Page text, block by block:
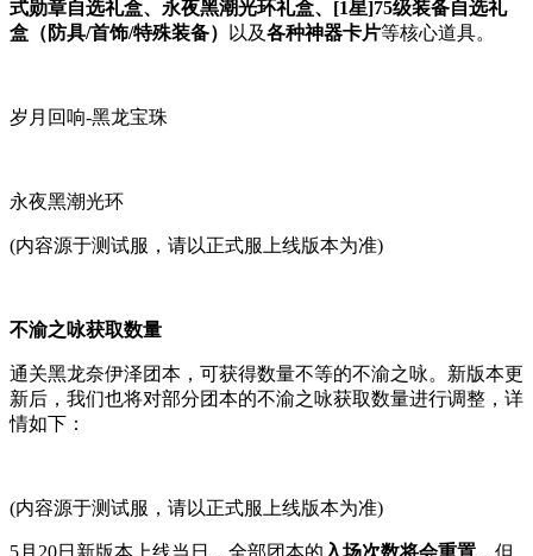
式勋章自选礼盒、永夜黑潮光环礼盒、[1星]75级装备自选礼
盒（防具/首饰/特殊装备）
以及各种神器卡片等核心道具。
岁月回响-黑龙宝珠
永夜黑潮光环
(内容源于测试服，请以正式服上线版本为准)
不渝之咏获取数量
通关黑龙奈伊泽团本，可获得数量不等的不渝之咏。新版本更
新后，我们也将对部分团本的不渝之咏获取数量进行调整，详
情如下：
(内容源于测试服，请以正式服上线版本为准)
5月20日新版本上线当日，全部团本的 入场次数将会重置 ，但